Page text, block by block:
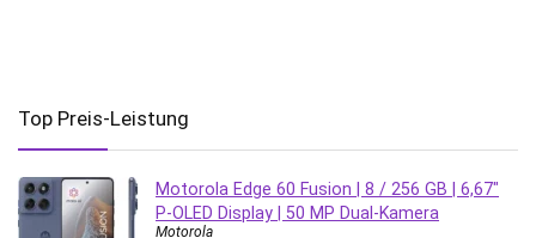
Top Preis-Leistung
Motorola Edge 60 Fusion | 8 / 256 GB | 6,67″
P-OLED Display | 50 MP Dual-Kamera
Motorola